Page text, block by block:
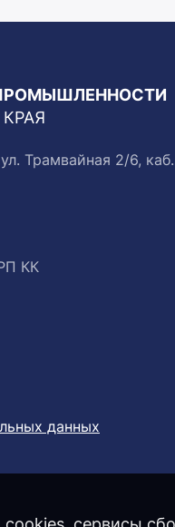
Трамвайная 2/6,
КК
данных